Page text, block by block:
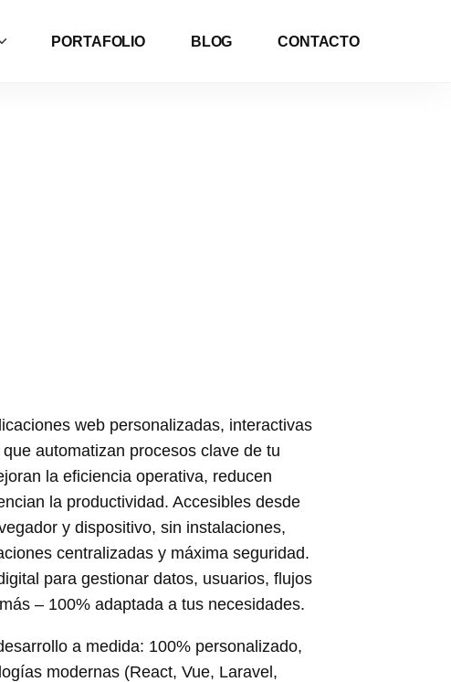
PORTAFOLIO BLOG CONTACTO
web personalizadas, interactivas
automatizan procesos clave de tu
la eficiencia operativa, reducen
la productividad. Accesibles desde
y dispositivo, sin instalaciones,
centralizadas y máxima seguridad.
para gestionar datos, usuarios, flujos
– 100% adaptada a tus necesidades.
a medida: 100% personalizado,
modernas (React, Vue, Laravel,